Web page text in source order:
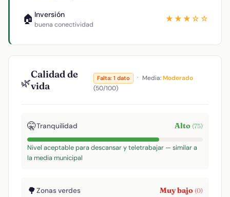
🏠 Inversión
buena conectividad
★★★☆☆
🌿
Calidad de
vida
Falta: 1 dato · Media:Moderado
(50/100)
🤫Tranquilidad Alto (75)
Nivel aceptable para descansar y teletrabajar — similar a
la media municipal
🌳Zonas verdes Muy bajo (0)